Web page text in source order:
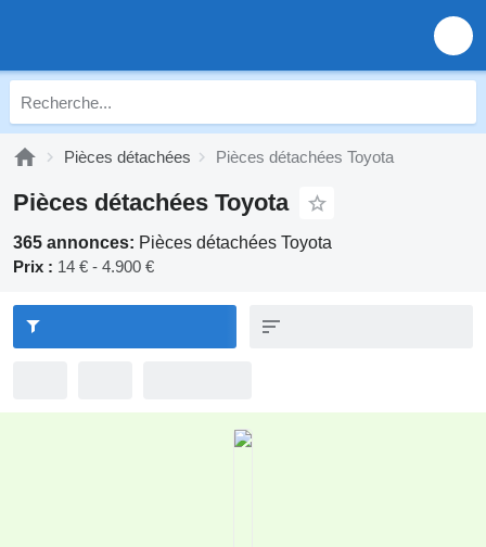
Pièces détachées Pièces détachées Toyota
Pièces détachées Toyota
365 annonces: Pièces détachées Toyota
Prix : 14 € - 4.900 €